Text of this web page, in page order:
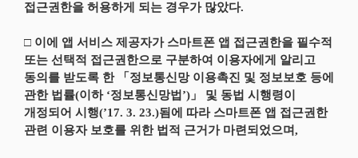
접근권한을 허용하게 되는 경우가 많았다.
□ 이에 앱 서비스 제공자가 스마트폰 앱 접근권한을 필수적
또는 선택적 접근권한으로 구분하여 이용자에게 알리고
동의를 받도록 한 「정보통신망 이용촉진 및 정보보호 등에
관한 법률(이하 ‘정보통신망법’)」 및 동법 시행령이
개정되어 시행(’17. 3. 23.)됨에 따라 스마트폰 앱 접근권한
관련 이용자 보호를 위한 법적 근거가 마련되었으며,